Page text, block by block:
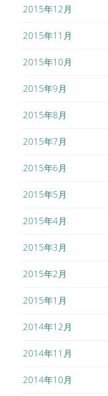
2015年12月
2015年11月
2015年10月
2015年9月
2015年8月
2015年7月
2015年6月
2015年5月
2015年4月
2015年3月
2015年2月
2015年1月
2014年12月
2014年11月
2014年10月